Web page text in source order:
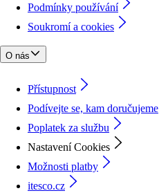
Podmínky používání
Soukromí a cookies
O nás
Přístupnost
Podívejte se, kam doručujeme
Poplatek za službu
Nastavení Cookies
Možnosti platby
itesco.cz